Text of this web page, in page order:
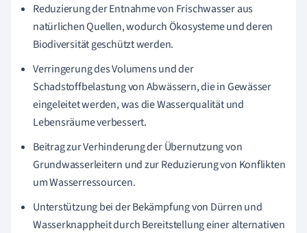
Reduzierung der Entnahme von Frischwasser aus
natürlichen Quellen, wodurch Ökosysteme und deren
Biodiversität geschützt werden.
Verringerung des Volumens und der
Schadstoffbelastung von Abwässern, die in Gewässer
eingeleitet werden, was die Wasserqualität und
Lebensräume verbessert.
Beitrag zur Verhinderung der Übernutzung von
Grundwasserleitern und zur Reduzierung von Konflikten
um Wasserressourcen.
Unterstützung bei der Bekämpfung von Dürren und
Wasserknappheit durch Bereitstellung einer alternativen